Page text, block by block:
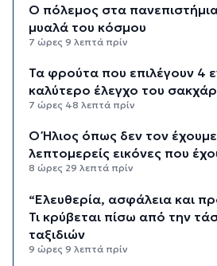
Ο πόλεμος στα
μυαλά του κόσμου
7 ώρες 9 λεπτά πρίν
Τα φρούτα που επιλέγουν 4
καλύτερο έλεγχο του
7 ώρες 48 λεπτά πρίν
Ο Ήλιος όπως δεν τον
λεπτομερείς εικόνες που
8 ώρες 29 λεπτά πρίν
“Ελευθερία, ασφάλεια και
Τι κρύβεται πίσω από την
ταξιδιών
9 ώρες 9 λεπτά πρίν